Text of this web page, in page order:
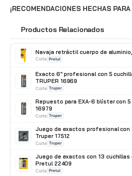
¡RECOMENDACIONES HECHAS
Productos Relacionados
Navaja retráctil cuerpo de
Corte Pretul
Exacto 6" profesional con 5
TRUPER 16969
Corte Truper
Repuesto para EXA-6 blíster con
16979
Corte Truper
Juego de exactos profesional con
Truper 17512
Corte Truper
Juego de exactos con 13
Pretul 22409
Corte Pretul